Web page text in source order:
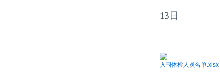
13日
入围体检人员名单.xlsx